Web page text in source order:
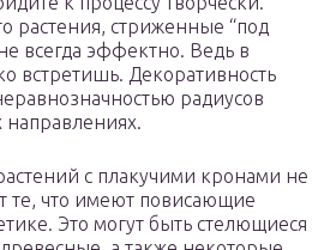
растения, стриженные “под
всегда эффектно. Ведь в
встретишь. Декоративность
радиусов
с плакучими кронами не
те, что имеют повисающие
Это могут быть стелющиеся